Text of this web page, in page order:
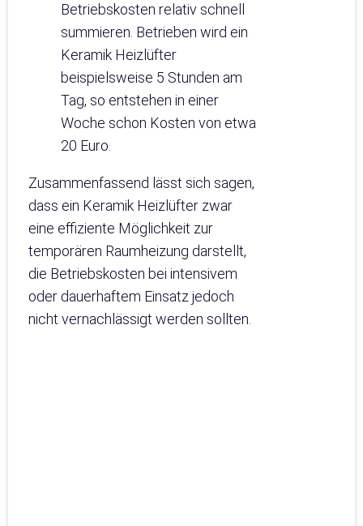
Betriebskosten relativ schnell
summieren. Betrieben wird ein
Keramik Heizlüfter
beispielsweise 5 Stunden am
Tag, so entstehen in einer
Woche schon Kosten von etwa
20 Euro.
Zusammenfassend lässt sich sagen,
dass ein Keramik Heizlüfter zwar
eine effiziente Möglichkeit zur
temporären Raumheizung darstellt,
die Betriebskosten bei intensivem
oder dauerhaftem Einsatz jedoch
nicht vernachlässigt werden sollten.